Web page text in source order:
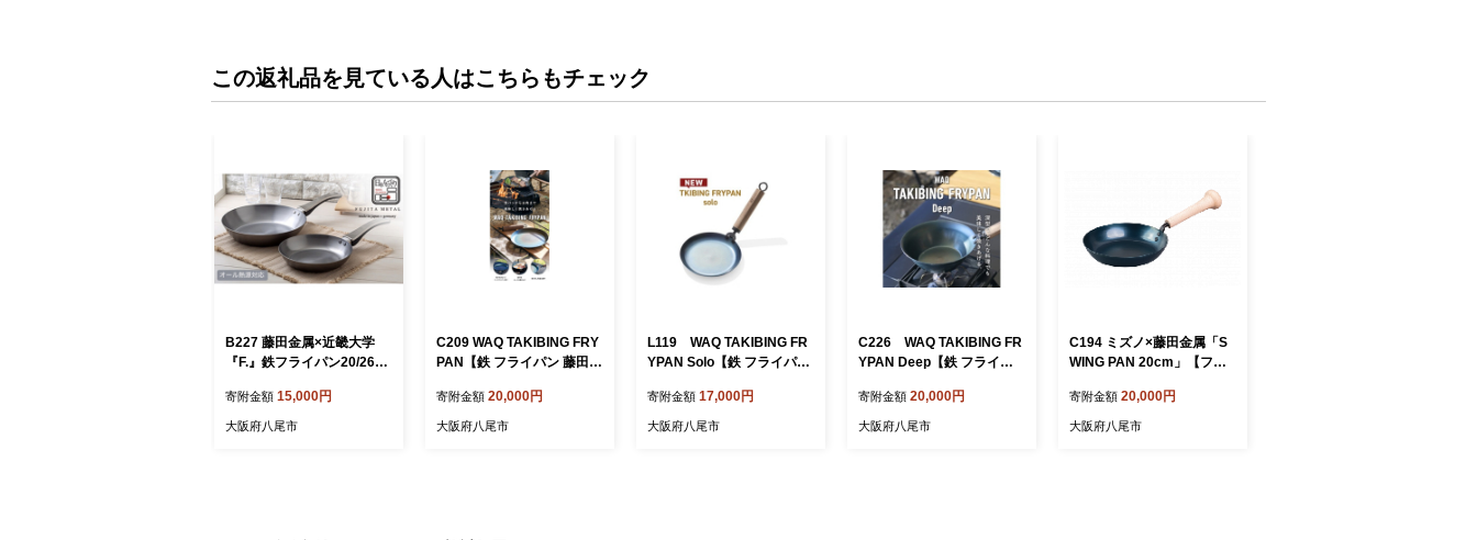
この返礼品を見ている人はこちらもチェック
B227 藤田金属×近畿大学
『F.』鉄フライパン20/26c
田金属 FUJITA IH ガス 20 2
6 センチ セット フライパン
寄附金額 15,000円
大阪府八尾市
C209 WAQ TAKIBING FRY
PAN【鉄 フライパン 藤田金
ア キャンプ ガス IH キッチ
ン 焚き火 木製ハンドル 取
寄附金額 20,000円
大阪府八尾市
L119 WAQ TAKIBING FR
YPAN Solo【鉄 フライパン
ウトドア キャンプ ガス IH
キッチン 焚き火 木製ハンド
寄附金額 17,000円
大阪府八尾市
C226 WAQ TAKIBING FR
YPAN Deep【鉄 フライパ
アウトドア キャンプ ガス I
H キッチン 焚き火 木製ハン
寄附金額 20,000円
大阪府八尾市
C194 ミズノ×藤田金属「S
WING PAN 20cm」【フラ
スウィングパン バット アッ
プサイクル 20センチ IH ガ
寄附金額 20,000円
大阪府八尾市